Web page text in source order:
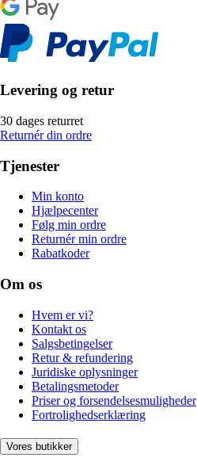
Levering og retur
30 dages returret
Returnér din ordre
Tjenester
Min konto
Hjælpecenter
Følg min ordre
Returnér min ordre
Rabatkoder
Om os
Hvem er vi?
Kontakt os
Salgsbetingelser
Retur & refundering
Juridiske oplysninger
Betalingsmetoder
Priser og forsendelsesmuligheder
Fortrolighedserklæring
Vores butikker